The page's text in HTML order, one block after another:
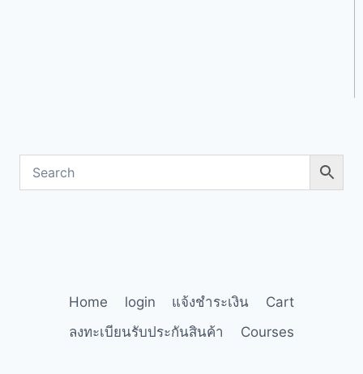
Home login แจ้งชำระเงิน
Cart
ลงทะเบียนรับประกันสินค้า
Courses